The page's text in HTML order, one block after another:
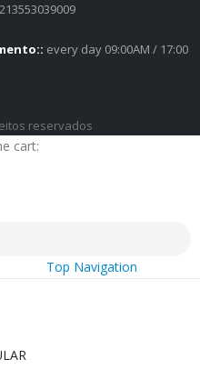
every day 09:00AM / 17:00
reservados
cart:
Top Navigation